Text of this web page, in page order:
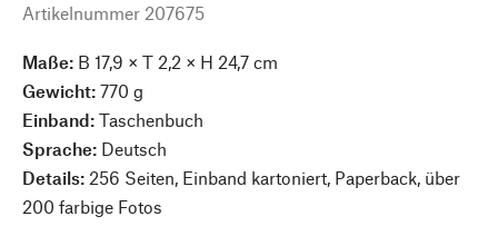
Artikelnummer 207675
Maße: B 17,9 × T 2,2 × H 24,7 cm
Gewicht: 770 g
Einband: Taschenbuch
Sprache: Deutsch
Details: 256 Seiten, Einband kartoniert, Paperback, über
200 farbige Fotos